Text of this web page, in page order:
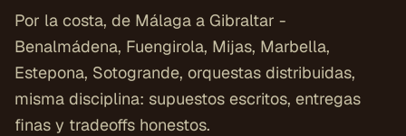
Por la costa, de Málaga a Gibraltar -
Benalmádena, Fuengirola, Mijas, Marbella,
Estepona, Sotogrande, orquestas distribuidas,
misma disciplina: supuestos escritos, entregas
finas y tradeoffs honestos.
COSTA DEL SOL